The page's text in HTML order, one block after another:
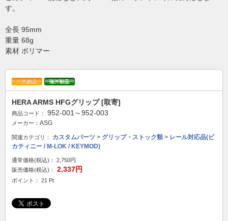
す。
全長 95mm
重量 68g
素材 ポリマー
HERA ARMS HFGグリップ [取寄]
商品コード： 952-001～952-003
メーカー： ASG
関連カテゴリ： カスタムパーツ > グリップ・ストック類 > レール対応品(ピ
カティニー / M-LOK / KEYMOD)
通常価格(税込)：
2,750円
販売価格(税込)：
2,337円
ポイント： 21 Pt